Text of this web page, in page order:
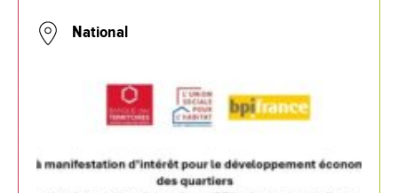
National